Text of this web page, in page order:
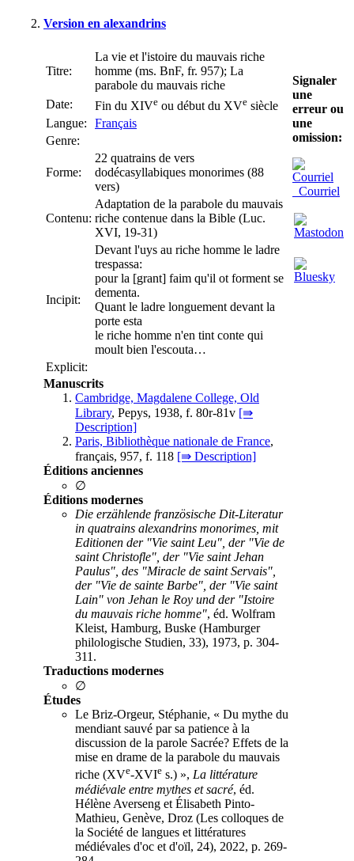
Version en alexandrins
Titre:
La vie et l'istoire du mauvais riche
homme (ms. BnF, fr. 957); La
parabole du mauvais riche
Date:
Fin du XIVe ou début du XVe siècle
Langue:
Français
Genre:
Forme:
22 quatrains de vers
dodécasyllabiques monorimes (88
vers)
Contenu:
Adaptation de la parabole du mauvais
riche contenue dans la Bible (Luc.
XVI, 19-31)
Incipit:
Devant l'uys au riche homme le ladre
trespassa:
pour la [grant] faim qu'il ot forment se
dementa.
Quant le ladre longuement devant la
porte esta
le riche homme n'en tint conte qui
moult bien l'escouta…
Explicit:
Manuscrits
Cambridge, Magdalene College, Old
Library, Pepys, 1938, f. 80r-81v [⇛
Description]
Paris, Bibliothèque nationale de France,
français, 957, f. 118 [⇛ Description]
Éditions anciennes
∅
Éditions modernes
Die erzählende französische Dit-Literatur
in quatrains alexandrins monorimes, mit
Editionen der "Vie saint Leu", der "Vie de
saint Christofle", der "Vie saint Jehan
Paulus", des "Miracle de saint Servais",
der "Vie de sainte Barbe", der "Vie saint
Lain" von Jehan le Roy und der "Istoire
du mauvais riche homme", éd. Wolfram
Kleist, Hamburg, Buske (Hamburger
philologische Studien, 33), 1973, p. 304-
311.
Traductions modernes
∅
Études
Le Briz-Orgeur, Stéphanie, « Du mythe du
mendiant sauvé par sa patience à la
discussion de la parole Sacrée? Effets de la
mise en drame de la parabole du mauvais
riche (XVe-XVIe s.) », La littérature
médiévale entre mythes et sacré, éd.
Hélène Averseng et Élisabeth Pinto-
Mathieu, Genève, Droz (Les colloques de
la Société de langues et littératures
médiévales d'oc et d'oïl, 24), 2022, p. 269-
Signaler
une
erreur ou
une
omission:
Courriel